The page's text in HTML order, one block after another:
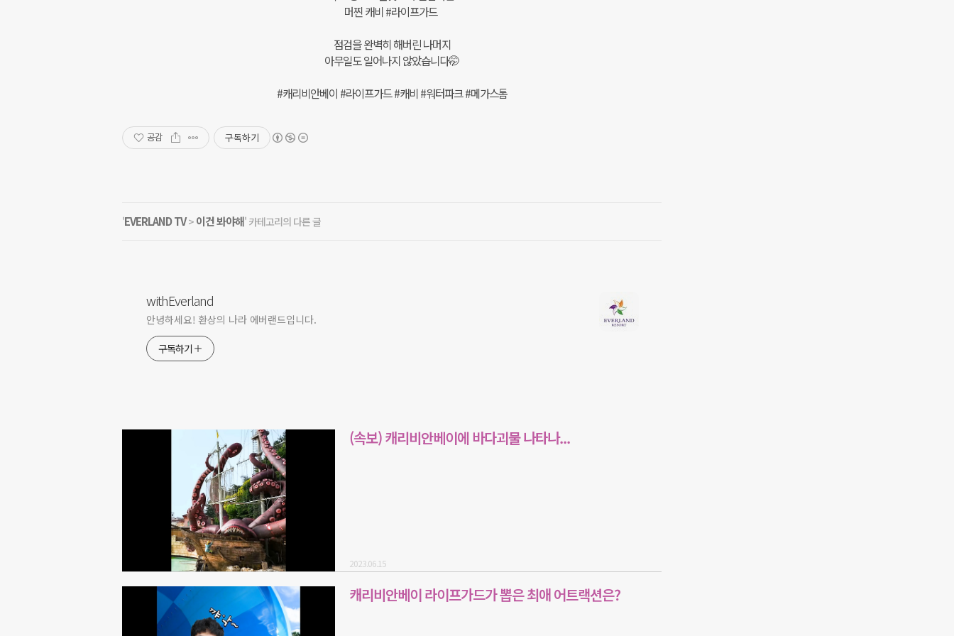
머찐 캐비 #라이프가드
점검을 완벽히 해버린 나머지
아무일도 일어나지 않았습니다🤭
#캐리비안베이 #라이프가드 #캐비 #워터파크 #메가스톰
공감 구독하기
'EVERLAND TV> 이건 봐야해' 카테고리의 다른 글
withEverland
안녕하세요! 환상의 나라 에버랜드입니다.
구독하기
(속보) 캐리비안베이에 바다괴물 나타나...
2023.06.15
캐리비안베이 라이프가드가 뽑은 최애 어트랙션은?